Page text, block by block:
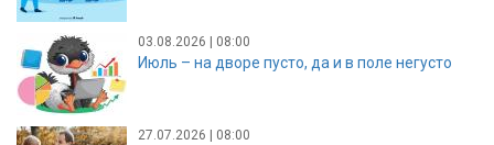
03.08.2026 | 08:00
Июль – на дворе пусто, да и в поле негусто
27.07.2026 | 08:00